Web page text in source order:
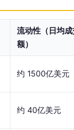
流动性（日均
额）
约 1500亿美元
约 40亿美元